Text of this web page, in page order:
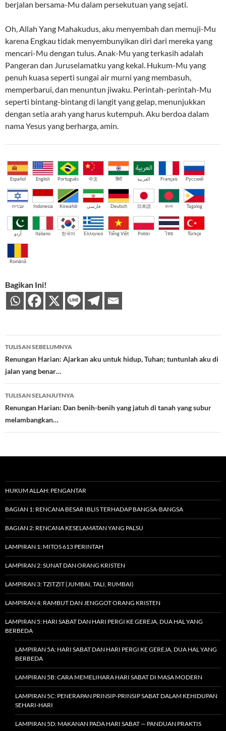
berjalan bersama-Mu dalam persekutuan yang sejati.
Oh, Allah Yang Mahakudus, aku menyembah dan memuji-Mu
karena Engkau tidak menyembunyikan diri dari mereka yang
mencari-Mu dengan tulus. Anak-Mu yang terkasih adalah
Pangeran dan Juruselamatku yang kekal. Hukum-Mu yang
penuh kuasa seperti sungai air murni yang membasuh,
memperbarui, dan menuntun jiwaku. Perintah-perintah-Mu
seperti bintang-bintang di langit yang gelap, menunjukkan
dengan setia arah yang harus kutempuh. Aku berdoa dalam
nama Yesus yang berharga, amin.
Español English Português 中文 हिंदी العربية Français Русский
עברית Indonesia Kiswahili فارسی Deutsch 日本語 বাংলা Tagalog
اُردو Italiano 한국어 Ελληνικά Tiếng Việt Polski ไทย Türkçe
Română
Bagikan Ini!
Navigasi
Tulisan
TULISAN SEBELUMNYA
Renungan Harian: Ajarkan aku untuk hidup, Tuhan; tuntunlah aku di
jalan yang benar…
TULISAN SELANJUTNYA
Renungan Harian: Dan benih-benih yang jatuh di tanah yang subur
melambangkan…
HUKUM ALLAH: PENGANTAR
BAGIAN 1: RENCANA BESAR IBLIS TERHADAP BANGSA-BANGSA
BAGIAN 2: RENCANA KESELAMATAN YANG PALSU
LAMPIRAN 1: MITOS 613 PERINTAH
LAMPIRAN 2: SUNAT DAN ORANG KRISTEN
LAMPIRAN 3: TZITZIT (JUMBAI, TALI, RUMBAI)
LAMPIRAN 4: RAMBUT DAN JENGGOT ORANG KRISTEN
LAMPIRAN 5: HARI SABAT DAN HARI PERGI KE GEREJA, DUA HAL YANG
BERBEDA
LAMPIRAN 5A: HARI SABAT DAN HARI PERGI KE GEREJA, DUA HAL YANG
BERBEDA
LAMPIRAN 5B: CARA MEMELIHARA HARI SABAT DI MASA MODERN
LAMPIRAN 5C: PENERAPAN PRINSIP-PRINSIP SABAT DALAM KEHIDUPAN
SEHARI-HARI
LAMPIRAN 5D: MAKANAN PADA HARI SABAT — PANDUAN PRAKTIS